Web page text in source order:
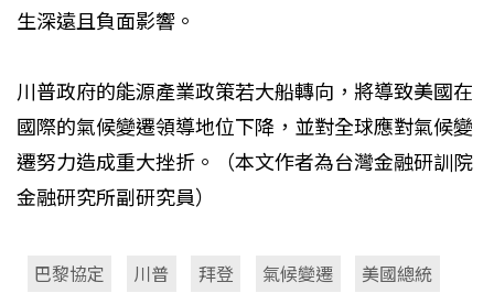
生深遠且負面影響。
川普政府的能源產業政策若大船轉向，將導致美國在
國際的氣候變遷領導地位下降，並對全球應對氣候變
遷努力造成重大挫折。（本文作者為台灣金融研訓院
金融研究所副研究員）
巴黎協定 川普 拜登 氣候變遷 美國總統